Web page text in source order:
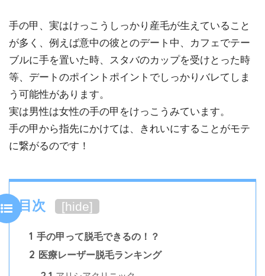
手の甲、実はけっこうしっかり産毛が生えていること
が多く、例えば意中の彼とのデート中、カフェでテー
ブルに手を置いた時、スタバのカップを受けとった時
等、デートのポイントポイントでしっかりバレてしま
う可能性があります。
実は男性は女性の手の甲をけっこうみています。
手の甲から指先にかけては、きれいにすることがモテ
に繋がるのです！
目次 [hide]
1 手の甲って脱毛できるの！？
2 医療レーザー脱毛ランキング